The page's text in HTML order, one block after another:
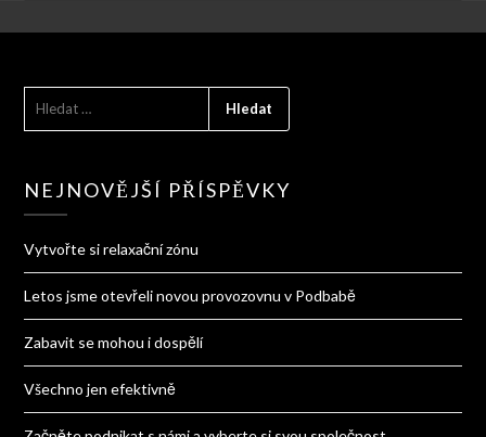
NEJNOVĚJŠÍ PŘÍSPĚVKY
Vytvořte si relaxační zónu
Letos jsme otevřeli novou provozovnu v Podbabě
Zabavit se mohou i dospělí
Všechno jen efektivně